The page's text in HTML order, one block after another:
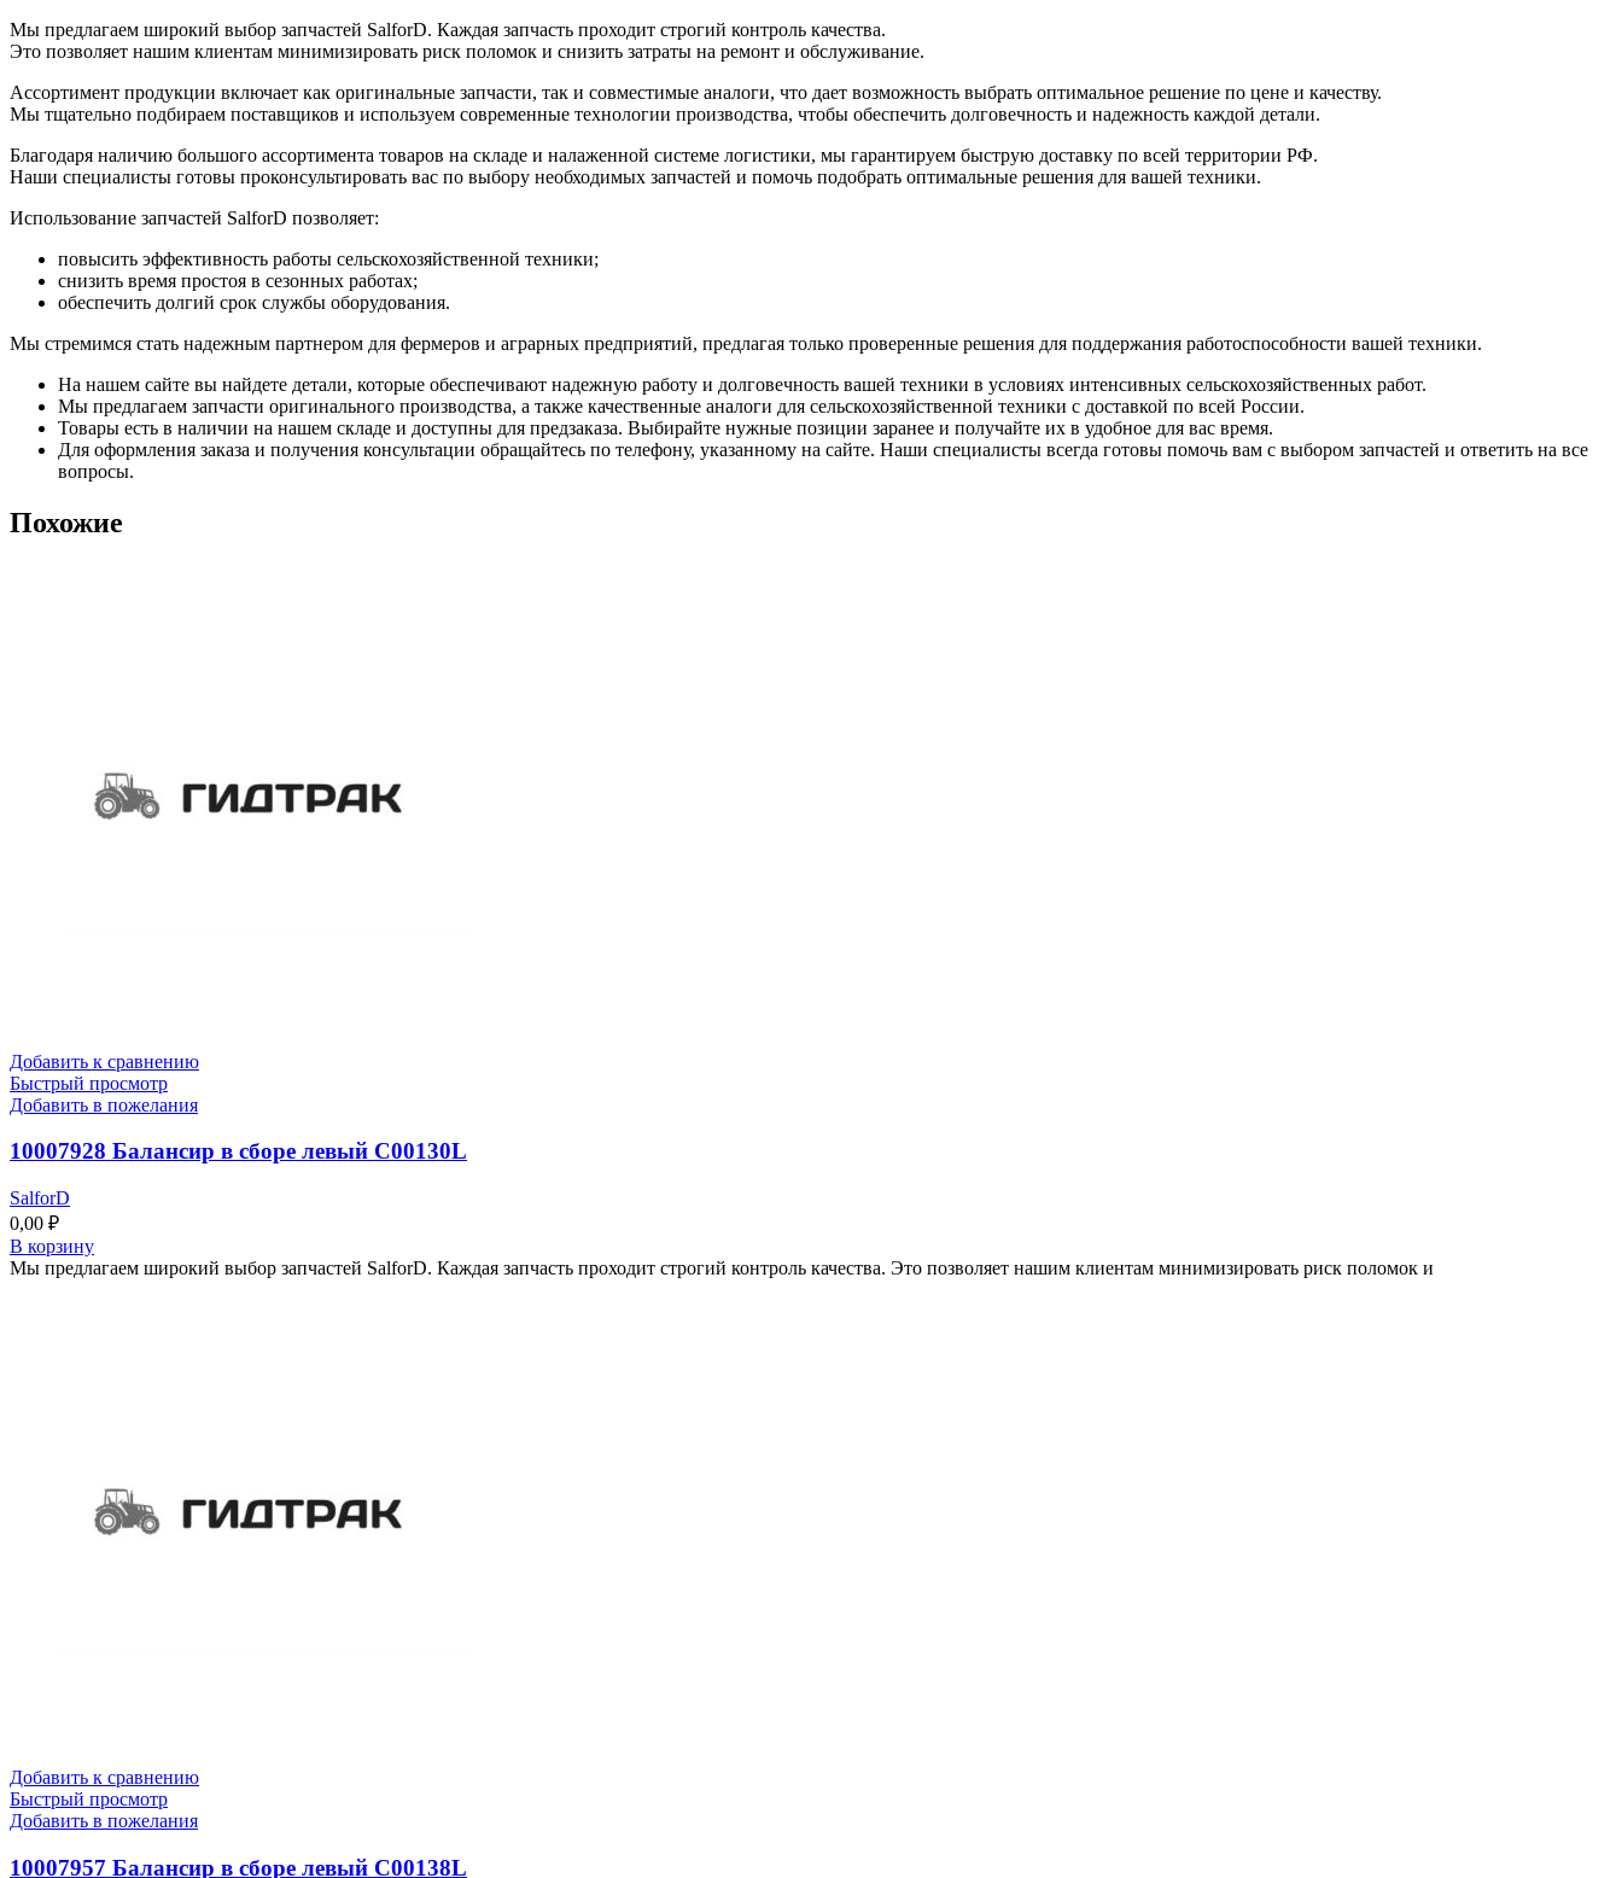
Мы предлагаем широкий выбор запчастей SalforD. Каждая запчасть проходит строгий контроль качества.
Это позволяет нашим клиентам минимизировать риск поломок и снизить затраты на ремонт и обслуживание.
Ассортимент продукции включает как оригинальные запчасти, так и совместимые аналоги, что дает возможность выбрать оптимальное решение по цене и качеству.
Мы тщательно подбираем поставщиков и используем современные технологии производства, чтобы обеспечить долговечность и надежность каждой детали.
Благодаря наличию большого ассортимента товаров на складе и налаженной системе логистики, мы гарантируем быструю доставку по всей территории РФ.
Наши специалисты готовы проконсультировать вас по выбору необходимых запчастей и помочь подобрать оптимальные решения для вашей техники.
Использование запчастей SalforD позволяет:
повысить эффективность работы сельскохозяйственной техники;
снизить время простоя в сезонных работах;
обеспечить долгий срок службы оборудования.
Мы стремимся стать надежным партнером для фермеров и аграрных предприятий, предлагая только проверенные решения для поддержания работоспособности вашей техники.
На нашем сайте вы найдете детали, которые обеспечивают надежную работу и долговечность вашей техники в условиях интенсивных сельскохозяйственных работ.
Мы предлагаем запчасти оригинального производства, а также качественные аналоги для сельскохозяйственной техники с доставкой по всей России.
Товары есть в наличии на нашем складе и доступны для предзаказа. Выбирайте нужные позиции заранее и получайте их в удобное для вас время.
Для оформления заказа и получения консультации обращайтесь по телефону, указанному на сайте. Наши специалисты всегда готовы помочь вам с выбором запчастей и ответить на все
вопросы.
Похожие
Добавить к сравнению
Быстрый просмотр
Добавить в пожелания
10007928 Балансир в сборе левый C00130L
SalforD
0,00 ₽
В корзину
Мы предлагаем широкий выбор запчастей SalforD. Каждая запчасть проходит строгий контроль качества. Это позволяет нашим клиентам минимизировать риск поломок и
Добавить к сравнению
Быстрый просмотр
Добавить в пожелания
10007957 Балансир в сборе левый C00138L